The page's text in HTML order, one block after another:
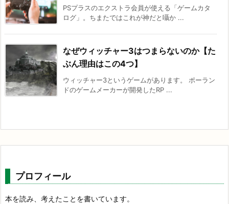
PSプラスのエクストラ会員が使える「ゲームカタ
ログ」。ちまたではこれが神だと囁か ...
なぜウィッチャー3はつまらないのか【た
ぶん理由はこの4つ】
ウィッチャー3というゲームがあります。 ポーラン
ドのゲームメーカーが開発したRP ...
プロフィール
本を読み、考えたことを書いています。